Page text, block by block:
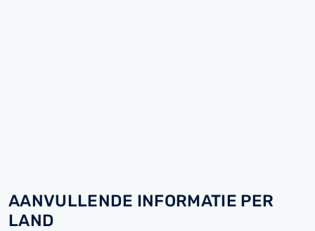
AANVULLENDE INFORMATIE PER
LAND